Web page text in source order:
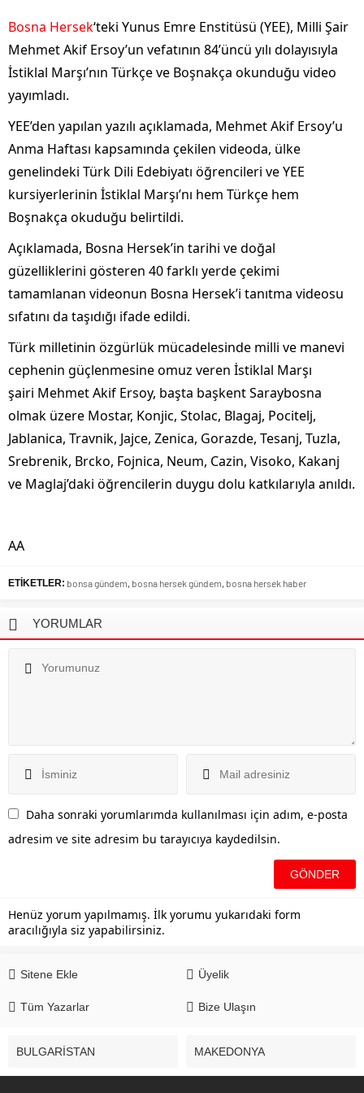
Bosna Hersek‘teki Yunus Emre Enstitüsü (YEE), Milli Şair
Mehmet Akif Ersoy’un vefatının 84’üncü yılı dolayısıyla
İstiklal Marşı’nın Türkçe ve Boşnakça okunduğu video
yayımladı.
YEE’den yapılan yazılı açıklamada, Mehmet Akif Ersoy’u
Anma Haftası kapsamında çekilen videoda, ülke
genelindeki Türk Dili Edebiyatı öğrencileri ve YEE
kursiyerlerinin İstiklal Marşı’nı hem Türkçe hem
Boşnakça okuduğu belirtildi.
Açıklamada, Bosna Hersek’in tarihi ve doğal
güzelliklerini gösteren 40 farklı yerde çekimi
tamamlanan videonun Bosna Hersek’i tanıtma videosu
sıfatını da taşıdığı ifade edildi.
Türk milletinin özgürlük mücadelesinde milli ve manevi
cephenin güçlenmesine omuz veren İstiklal Marşı
şairi Mehmet Akif Ersoy, başta başkent Saraybosna
olmak üzere Mostar, Konjic, Stolac, Blagaj, Pocitelj,
Jablanica, Travnik, Jajce, Zenica, Gorazde, Tesanj, Tuzla,
Srebrenik, Brcko, Fojnica, Neum, Cazin, Visoko, Kakanj
ve Maglaj’daki öğrencilerin duygu dolu katkılarıyla anıldı.
AA
ETİKETLER: bonsa gündem, bosna hersek gündem, bosna hersek haber
YORUMLAR
Daha sonraki yorumlarımda kullanılması için adım, e-posta
adresim ve site adresim bu tarayıcıya kaydedilsin.
Henüz yorum yapılmamış. İlk yorumu yukarıdaki form
aracılığıyla siz yapabilirsiniz.
Sitene Ekle Üyelik
Tüm Yazarlar Bize Ulaşın
BULGARİSTAN MAKEDONYA